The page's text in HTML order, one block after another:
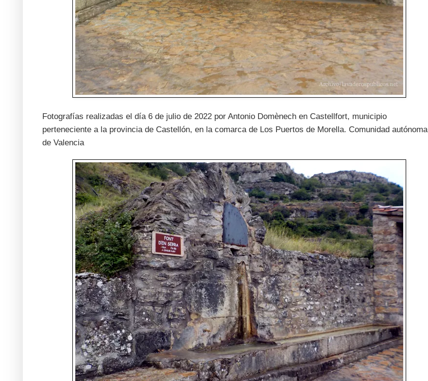
Fotografías realizadas el día 6 de julio de 2022 por Antonio Domènech en Castellfort, municipio
perteneciente a la provincia de Castellón, en la comarca de Los Puertos de Morella. Comunidad autónoma
de Valencia